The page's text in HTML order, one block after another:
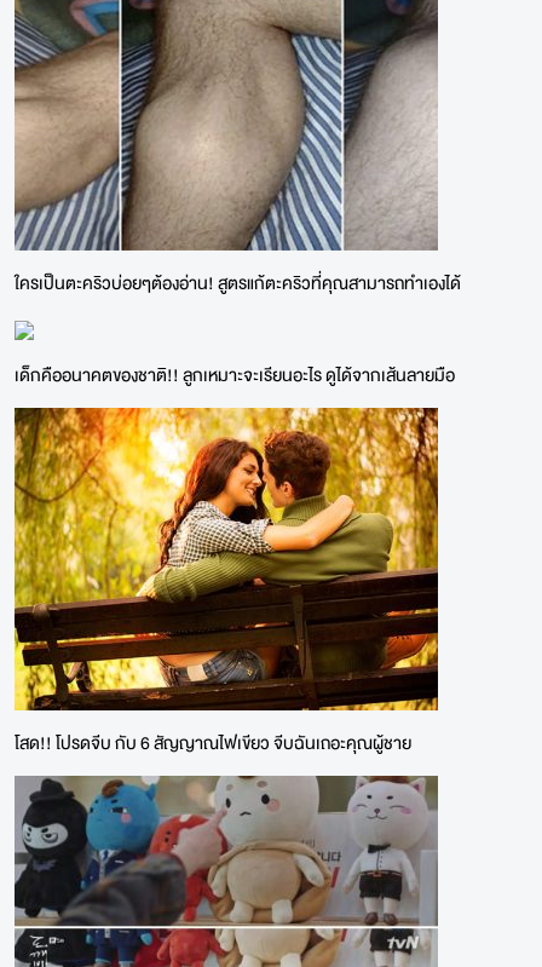
ใครเป็นตะคริวบ่อยๆต้องอ่าน! สูตรแก้ตะคริวที่คุณสามารถทำเองได้
เด็กคืออนาคตของชาติ!! ลูกเหมาะจะเรียนอะไร ดูได้จากเส้นลายมือ
โสด!! โปรดจีบ กับ 6 สัญญาณไฟเขียว จีบฉันเถอะคุณผู้ชาย